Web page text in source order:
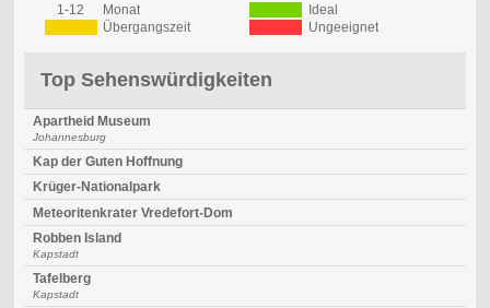
1-12 Monat
Ideal
Übergangszeit
Ungeeignet
Top Sehenswürdigkeiten
Apartheid Museum
Johannesburg
Kap der Guten Hoffnung
Krüger-Nationalpark
Meteoritenkrater Vredefort-Dom
Robben Island
Kapstadt
Tafelberg
Kapstadt